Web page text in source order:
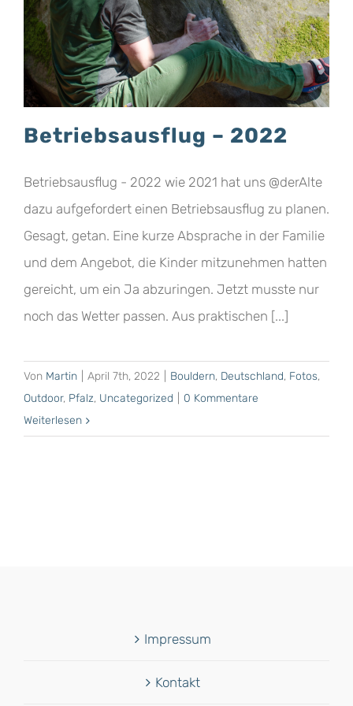
Betriebsausflug – 2022
Betriebsausflug - 2022 wie 2021 hat uns @derAlte
dazu aufgefordert einen Betriebsausflug zu planen.
Gesagt, getan. Eine kurze Absprache in der Familie
und dem Angebot, die Kinder mitzunehmen hatten
gereicht, um ein Ja abzuringen. Jetzt musste nur
noch das Wetter passen. Aus praktischen [...]
Von Martin April 7th, 2022 Bouldern, Deutschland, Fotos,
Outdoor, Pfalz, Uncategorized
0 Kommentare
Weiterlesen
Impressum
Kontakt